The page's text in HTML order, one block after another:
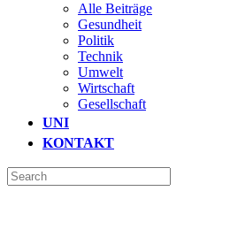
Alle Beiträge
Gesundheit
Politik
Technik
Umwelt
Wirtschaft
Gesellschaft
UNI
KONTAKT